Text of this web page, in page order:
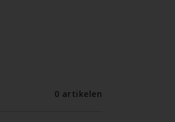
0 artikelen